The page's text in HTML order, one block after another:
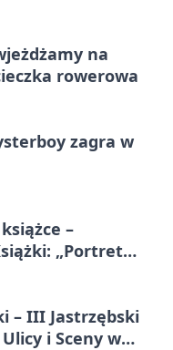
na
rowerowa
zagra w
–
„Portret
– III Jastrzębski
i Sceny w